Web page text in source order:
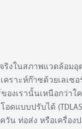
ริงในสภาพแวดล้อมอุ
คราะห์ก๊าซด้วยเลเซ
องเรานั้นเหนือกว่าใ
ดแบบปรับได้
วัน ท่อส่ง หรือเครื่อง